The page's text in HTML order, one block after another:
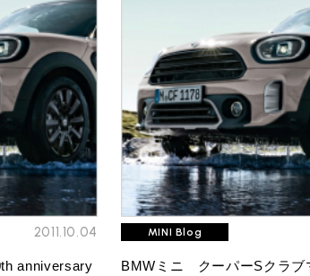
プライバシーポリシー
サイトマップ
2011.10.04
anniversary
MINI Blog
BMWミニ クーパーSクラ